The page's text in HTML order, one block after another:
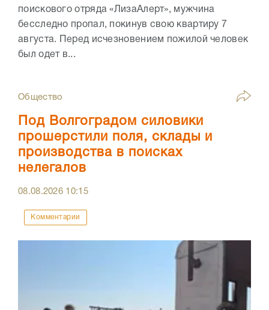
поискового отряда «ЛизаАлерт», мужчина
бесследно пропал, покинув свою квартиру 7
августа. Перед исчезновением пожилой человек
был одет в...
Общество
Под Волгоградом силовики
прошерстили поля, склады и
производства в поисках
нелегалов
08.08.2026 10:15
Комментарии